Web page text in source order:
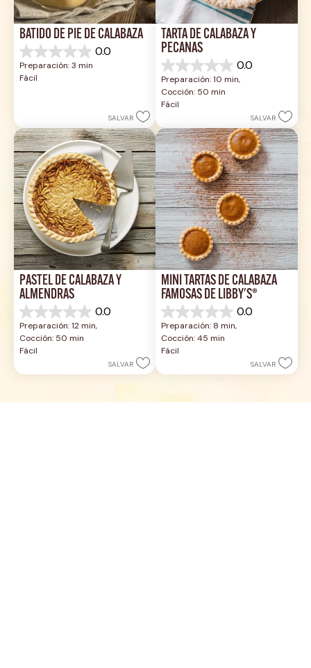
BATIDO DE PIE DE CALABAZA
0.0
0.0
de
5
Preparación: 3 min
Fácil
SALVAR
TARTA DE CALABAZA Y
PECANAS
0.0
0.0
de
5
estrellas.
Preparación: 10 min,
Cocción: 50 min
Fácil
SALVAR
PASTEL DE CALABAZA Y
ALMENDRAS
0.0
0.0
de
5
estrellas.
Preparación: 12 min,
Cocción: 50 min
Fácil
SALVAR
MINI TARTAS DE CALABAZA
FAMOSAS DE LIBBY'S®
0.0
0.0
de
5
estrellas.
Preparación: 8 min,
Cocción: 45 min
Fácil
SALVAR